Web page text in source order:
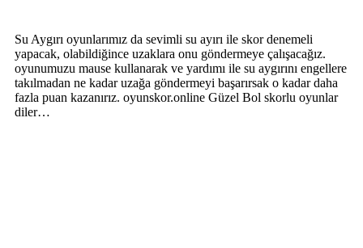
Su Aygırı oyunlarımız da sevimli su ayırı ile skor denemeli
yapacak, olabildiğince uzaklara onu göndermeye çalışacağız.
oyunumuzu mause kullanarak ve yardımı ile su aygırını engellere
takılmadan ne kadar uzağa göndermeyi başarırsak o kadar daha
fazla puan kazanırız. oyunskor.online Güzel Bol skorlu oyunlar
diler…